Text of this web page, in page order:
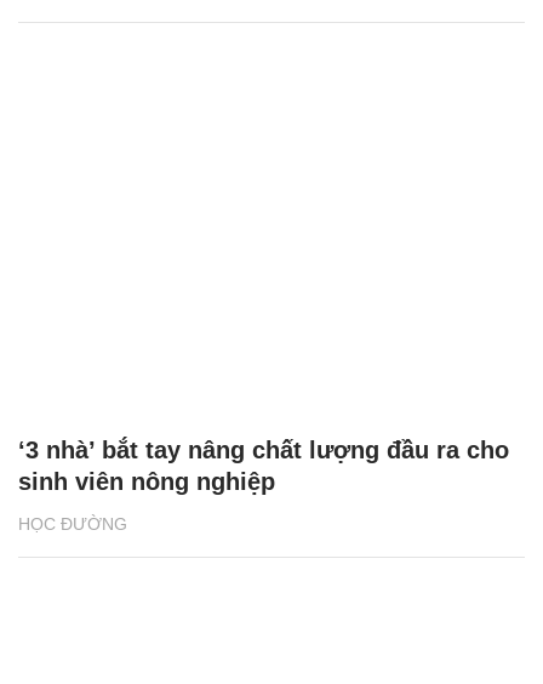
HỌC ĐƯỜNG
‘3 nhà’ bắt tay nâng chất lượng đầu ra cho
sinh viên nông nghiệp